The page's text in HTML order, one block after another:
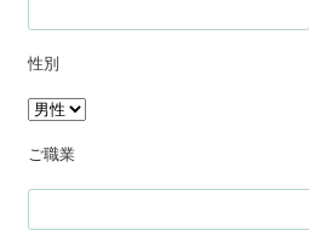
性別
ご職業